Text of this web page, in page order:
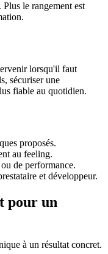
le rangement est
lorsqu'il faut
sécuriser une
fiable au quotidien.
proposés.
au feeling.
de performance.
et développeur.
pour un
à un résultat concret.